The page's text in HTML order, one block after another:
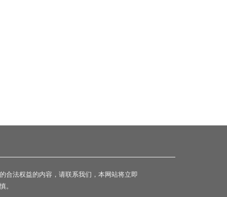
合法权益的内容，请联系我们，本网站将立即
。